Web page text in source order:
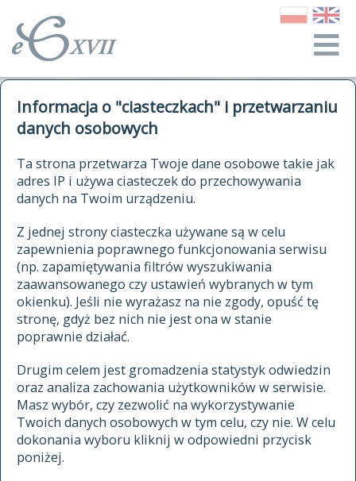
Informacja o "ciasteczkach" i przetwarzaniu
danych osobowych
Ta strona przetwarza Twoje dane osobowe takie jak
adres IP i używa ciasteczek do przechowywania
danych na Twoim urządzeniu.
Z jednej strony ciasteczka używane są w celu
zapewnienia poprawnego funkcjonowania serwisu
(np. zapamiętywania filtrów wyszukiwania
zaawansowanego czy ustawień wybranych w tym
okienku). Jeśli nie wyrażasz na nie zgody, opuść tę
stronę, gdyż bez nich nie jest ona w stanie
poprawnie działać.
Drugim celem jest gromadzenia statystyk odwiedzin
oraz analiza zachowania użytkowników w serwisie.
Masz wybór, czy zezwolić na wykorzystywanie
Twoich danych osobowych w tym celu, czy nie. W celu
dokonania wyboru kliknij w odpowiedni przycisk
poniżej.
autorzy Słownika
historia
publikacje
źródła
autorzy tekstów źródłowych
zasady opracowania
statystyki
najnowsze hasła
ostatnio zmodyfikowane hasła
materiały archiwalne
cytowanie
kontakt
kwerendy
jak cytować Słownik
ELEKTRONICZNY SŁOWNIK
JĘZYKA POLSKIEGO
XVII I XVIII WIEKU
znajdź hasła
zaczynające się od